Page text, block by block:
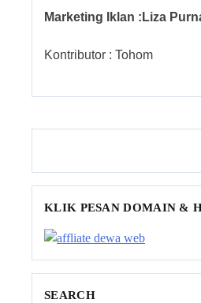
Marketing Iklan :Liza
Kontributor : Tohom
KLIK PESAN DOMAIN &
SEARCH